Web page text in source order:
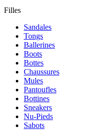
Filles
Sandales
Tongs
Ballerines
Boots
Bottes
Chaussures
Mules
Pantoufles
Bottines
Sneakers
Nu-Pieds
Sabots